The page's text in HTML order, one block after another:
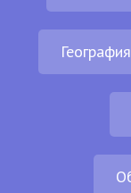
География